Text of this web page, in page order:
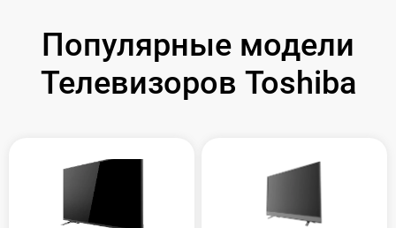
Популярные модели
Телевизоров Toshiba